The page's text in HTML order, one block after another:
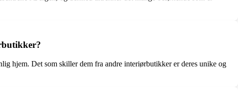
hjem. Det som skiller dem fra andre interiørbutikker er deres unike og